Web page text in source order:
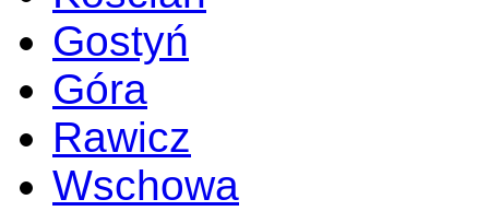
Gostyń
Góra
Rawicz
Wschowa